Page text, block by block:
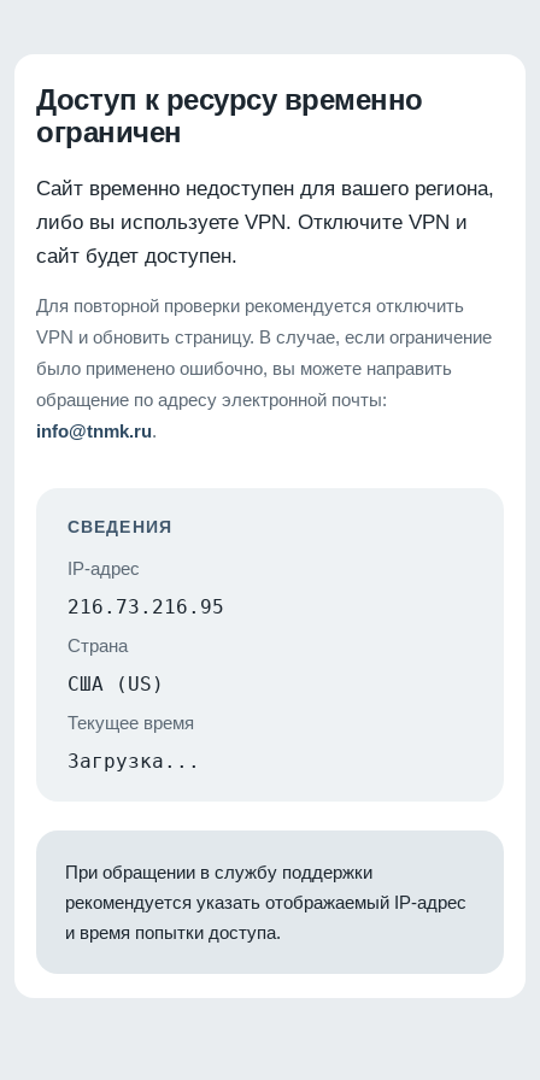
Доступ к ресурсу временно
ограничен
Сайт временно недоступен для вашего региона,
либо вы используете VPN. Отключите VPN и
сайт будет доступен.
Для повторной проверки рекомендуется отключить
VPN и обновить страницу. В случае, если ограничение
было применено ошибочно, вы можете направить
обращение по адресу электронной почты:
info@tnmk.ru.
СВЕДЕНИЯ
IP-адрес
216.73.216.95
Страна
США (US)
Текущее время
Загрузка...
При обращении в службу поддержки
рекомендуется указать отображаемый IP-адрес
и время попытки доступа.